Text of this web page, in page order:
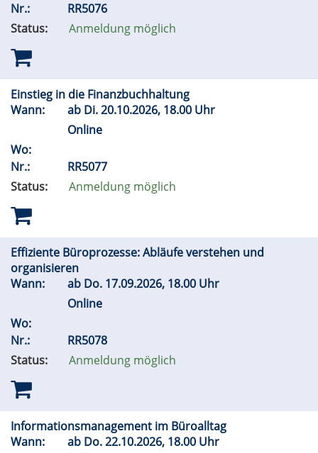
Nr.:
RR5076
Status:
Anmeldung möglich
Einstieg in die Finanzbuchhaltung
Wann:
ab Di.20.10.2026, 18.00 Uhr
Online
Wo:
Nr.:
RR5077
Status:
Anmeldung möglich
Effiziente Büroprozesse: Abläufe verstehen und
organisieren
Wann:
ab Do. 17.09.2026, 18.00 Uhr
Online
Wo:
Nr.:
RR5078
Status:
Anmeldung möglich
Informationsmanagement im Büroalltag
Wann:
ab Do.22.10.2026, 18.00 Uhr